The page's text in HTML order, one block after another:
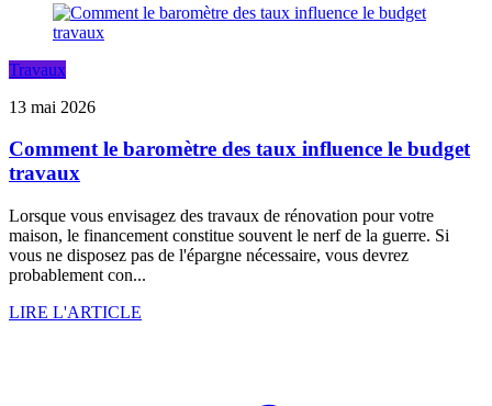
Travaux
13 mai 2026
Comment le baromètre des taux influence le budget
travaux
Lorsque vous envisagez des travaux de rénovation pour votre
maison, le financement constitue souvent le nerf de la guerre. Si
vous ne disposez pas de l'épargne nécessaire, vous devrez
probablement con...
LIRE L'ARTICLE